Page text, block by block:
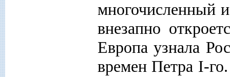
многочисленный
внезапно
Европа узнала
времен Петра I-